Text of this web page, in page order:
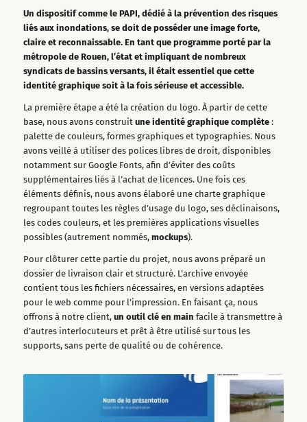
Un dispositif comme le PAPI, dédié à la prévention des risques
liés aux inondations, se doit de posséder une image forte,
claire et reconnaissable. En tant que programme porté par la
métropole de Rouen, l’état et impliquant de nombreux
syndicats de bassins versants, il était essentiel que cette
identité graphique soit à la fois sérieuse et accessible.
La première étape a été la création du logo. À partir de cette
base, nous avons construit une identité graphique complète:
palette de couleurs, formes graphiques et typographies. Nous
avons veillé à utiliser des polices libres de droit, disponibles
notamment sur Google Fonts, afin d’éviter des coûts
supplémentaires liés à l’achat de licences. Une fois ces
éléments définis, nous avons élaboré une charte graphique
regroupant toutes les règles d’usage du logo, ses déclinaisons,
les codes couleurs, et les premières applications visuelles
possibles (autrement nommés, mockups).
Pour clôturer cette partie du projet, nous avons préparé un
dossier de livraison clair et structuré. L’archive envoyée
contient tous les fichiers nécessaires, en versions adaptées
pour le web comme pour l’impression. En faisant ça, nous
offrons à notre client, un outil clé en main facile à transmettre à
d’autres interlocuteurs et prêt à être utilisé sur tous les
supports, sans perte de qualité ou de cohérence.